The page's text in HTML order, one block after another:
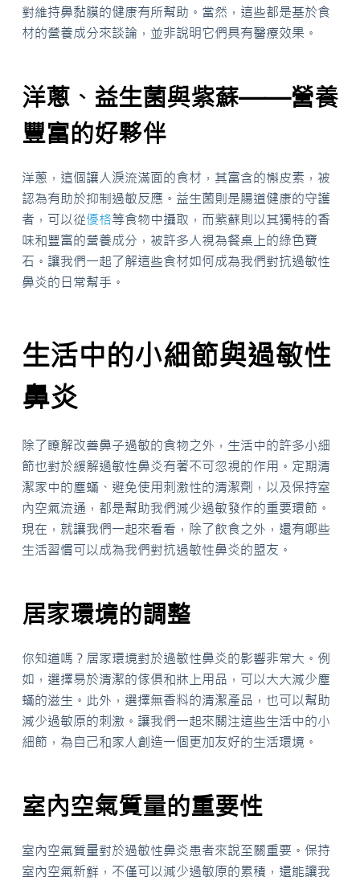
對維持鼻黏膜的健康有所幫助。當然，這些都是基於食
材的營養成分來談論，並非說明它們具有醫療效果。
洋蔥、益生菌與紫蘇——營養
豐富的好夥伴
洋蔥，這個讓人淚流滿面的食材，其富含的槲皮素，被
認為有助於抑制過敏反應。益生菌則是腸道健康的守護
者，可以從優格等食物中攝取，而紫蘇則以其獨特的香
味和豐富的營養成分，被許多人視為餐桌上的綠色寶
石。讓我們一起了解這些食材如何成為我們對抗過敏性
鼻炎的日常幫手。
生活中的小細節與過敏性
鼻炎
除了瞭解改善鼻子過敏的食物之外，生活中的許多小細
節也對於緩解過敏性鼻炎有著不可忽視的作用。定期清
潔家中的塵蟎、避免使用刺激性的清潔劑，以及保持室
內空氣流通，都是幫助我們減少過敏發作的重要環節。
現在，就讓我們一起來看看，除了飲食之外，還有哪些
生活習慣可以成為我們對抗過敏性鼻炎的盟友。
居家環境的調整
你知道嗎？居家環境對於過敏性鼻炎的影響非常大。例
如，選擇易於清潔的傢俱和牀上用品，可以大大減少塵
蟎的滋生。此外，選擇無香料的清潔產品，也可以幫助
減少過敏原的刺激。讓我們一起來關注這些生活中的小
細節，為自己和家人創造一個更加友好的生活環境。
室內空氣質量的重要性
室內空氣質量對於過敏性鼻炎患者來說至關重要。保持
室內空氣新鮮，不僅可以減少過敏原的累積，還能讓我